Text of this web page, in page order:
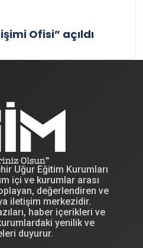
Ofisi” açıldı
Uğur Eğitim Kurumları
içi ve kurumlar arası
değerlendiren ve
iletişim merkezidir.
haber içerikleri ve
yenilik ve
duyurur.